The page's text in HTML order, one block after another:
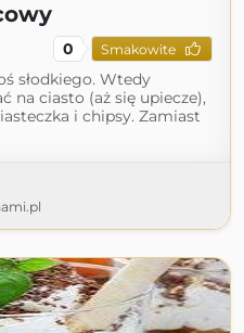
0 Smakowite
słodkiego. Wtedy
na ciasto (aż się upiecze),
i chipsy. Zamiast